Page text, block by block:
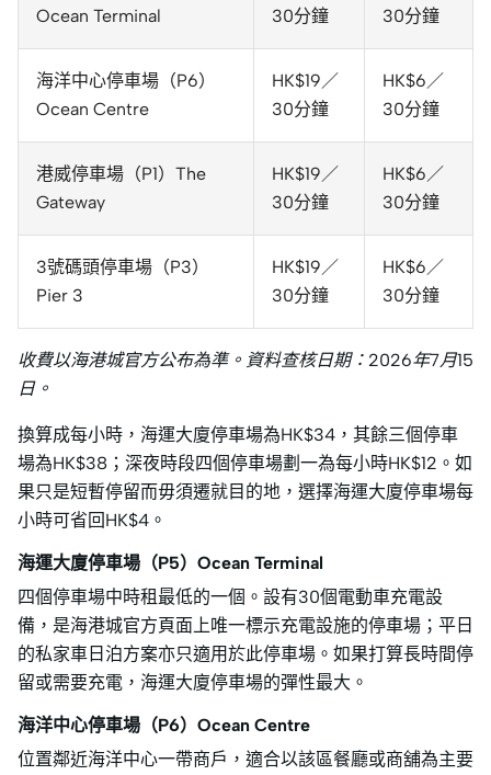
Ocean Terminal
30分鐘
30分鐘
海洋中心停車場（P6）
Ocean Centre
HK$19／
30分鐘
HK$6／
30分鐘
港威停車場（P1）The
Gateway
HK$19／
30分鐘
HK$6／
30分鐘
3號碼頭停車場（P3）
Pier 3
HK$19／
30分鐘
HK$6／
30分鐘
收費以海港城官方公布為準。資料查核日期：2026年7月15
日。
換算成每小時，海運大廈停車場為HK$34，其餘三個停車
場為HK$38；深夜時段四個停車場劃一為每小時HK$12。如
果只是短暫停留而毋須遷就目的地，選擇海運大廈停車場每
小時可省回HK$4。
海運大廈停車場（P5）Ocean Terminal
四個停車場中時租最低的一個。設有30個電動車充電設
備，是海港城官方頁面上唯一標示充電設施的停車場；平日
的私家車日泊方案亦只適用於此停車場。如果打算長時間停
留或需要充電，海運大廈停車場的彈性最大。
海洋中心停車場（P6）Ocean Centre
位置鄰近海洋中心一帶商戶，適合以該區餐廳或商舖為主要